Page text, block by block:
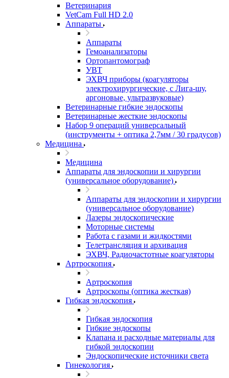
Ветеринария
VetCam Full HD 2.0
Аппараты
Аппараты
Гемоанализаторы
Ортопантомограф
УВТ
ЭХВЧ приборы (коагуляторы
электрохирургические, с Лига-шу,
аргоновые, ультразвуковые)
Ветеринарные гибкие эндоскопы
Ветеринарные жесткие эндоскопы
Набор 9 операций универсальный
(инструменты + оптика 2,7мм / 30 градусов)
Медицина
Медицина
Аппараты для эндоскопии и хирургии
(универсальное оборудование)
Аппараты для эндоскопии и хирургии
(универсальное оборудование)
Лазеры эндоскопические
Моторные системы
Работа с газами и жидкостями
Телетрансляция и архивация
ЭХВЧ, Радиочастотные коагуляторы
Артроскопия
Артроскопия
Артроскопы (оптика жесткая)
Гибкая эндоскопия
Гибкая эндоскопия
Гибкие эндоскопы
Клапана и расходные материалы для
гибкой эндоскопии
Эндоскопические источники света
Гинекология